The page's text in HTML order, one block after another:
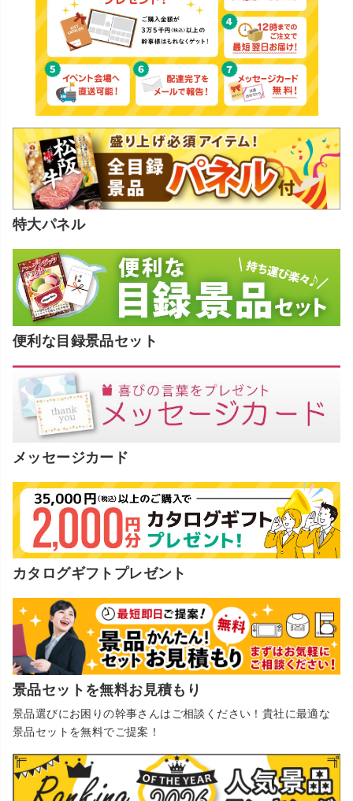
特大パネル
便利な目録景品セット
メッセージカード
カタログギフトプレゼント
景品セットを無料お見積もり
景品選びにお困りの幹事さんはご相談ください！貴社に最適な
景品セットを無料でご提案！